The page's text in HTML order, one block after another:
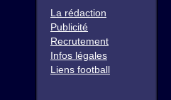
La rédaction
Publicité
Recrutement
Infos légales
Liens football